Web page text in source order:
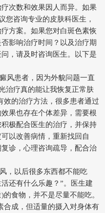
次数和效果因人而异。如果
您咨询专业的皮肤科医生，
方案。如果您对白斑色素恢
影响治疗时间？以及治疗期
，请及时咨询医生。以下是
风患者，因为外貌问题一直
治疗真的能让我恢复正常肤
效的治疗方法，很多患者通过
果也存在个体差异，需要根
极配合医生的治疗，并保持
以改善病情，重新找回自
诊，心理咨询疏导，配合治
，以后很多东西都不能吃
还有什么乐趣？”。医生建
食物，并不是尽量不能吃。
合成，但适量的摄入对身体有